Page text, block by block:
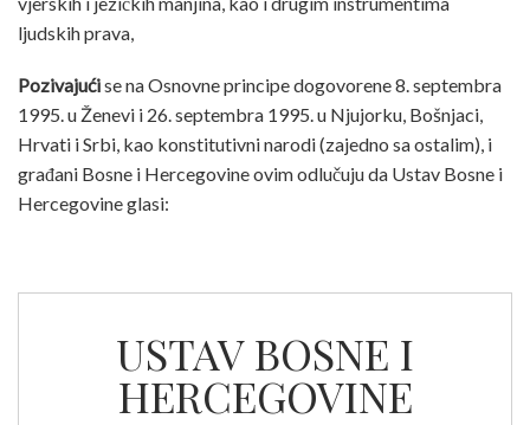
ljudskih prava,
Pozivajućise na Osnovne principe dogovorene 8. septembra
1995. u Ženevi i 26. septembra 1995. u Njujorku, Bošnjaci,
Hrvati i Srbi, kao konstitutivni narodi (zajedno sa ostalim), i
građani Bosne i Hercegovine ovim odlučuju da Ustav Bosne i
Hercegovine glasi:
USTAV BOSNE I
HERCEGOVINE